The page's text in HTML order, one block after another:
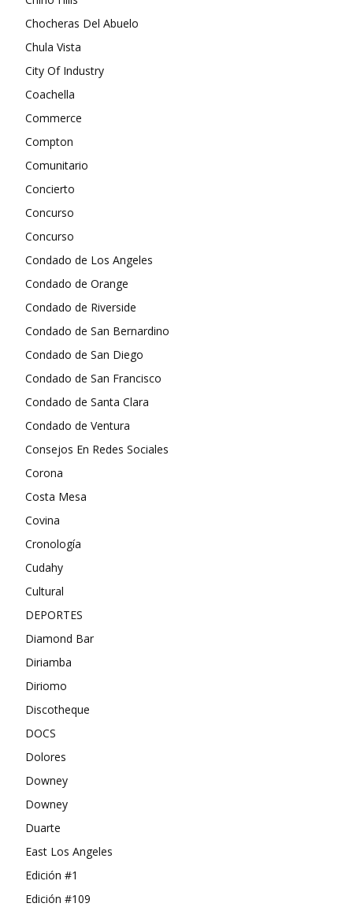
Chocheras Del Abuelo
Chula Vista
City Of Industry
Coachella
Commerce
Compton
Comunitario
Concierto
Concurso
Concurso
Condado de Los Angeles
Condado de Orange
Condado de Riverside
Condado de San Bernardino
Condado de San Diego
Condado de San Francisco
Condado de Santa Clara
Condado de Ventura
Consejos En Redes Sociales
Corona
Costa Mesa
Covina
Cronología
Cudahy
Cultural
DEPORTES
Diamond Bar
Diriamba
Diriomo
Discotheque
DOCS
Dolores
Downey
Downey
Duarte
East Los Angeles
Edición #1
Edición #109